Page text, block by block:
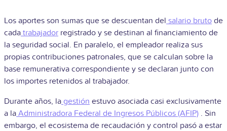
Los aportes son sumas que se descuentan del salario bruto de
cada trabajador registrado y se destinan al financiamiento de
la seguridad social. En paralelo, el empleador realiza sus
propias contribuciones patronales, que se calculan sobre la
base remunerativa correspondiente y se declaran junto con
los importes retenidos al trabajador.
Durante años, la gestión estuvo asociada casi exclusivamente
a la Administradora Federal de Ingresos Públicos (AFIP) . Sin
embargo, el ecosistema de recaudación y control pasó a estar